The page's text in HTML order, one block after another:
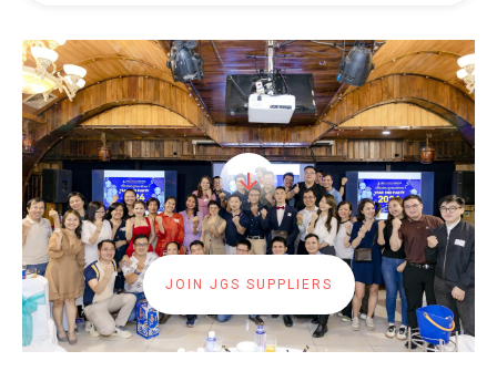
JOIN JGS SUPPLIERS